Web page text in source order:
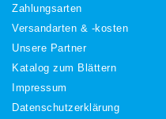
Zahlungsarten
Versandarten & -kosten
Unsere Partner
Katalog zum Blättern
Impressum
Daten­schutz­erklärung